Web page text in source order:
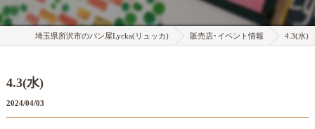
埼玉県所沢市のパン屋Lycka(リュッカ) 販売店･イベント情報 4.3(水)
4.3(水)
2024/04/03